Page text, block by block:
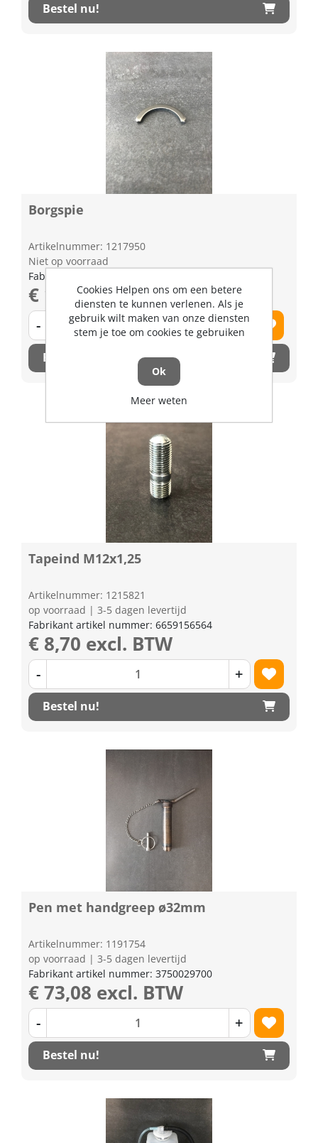
Bestel nu!
Borgspie
Artikelnummer: 1217950
Niet op voorraad
Fabrikant artikel nummer: 6715656820
€ 13,44 excl. BTW
- +
Bestel nu!
Tapeind M12x1,25
Artikelnummer: 1215821
op voorraad | 3-5 dagen levertijd
Fabrikant artikel nummer: 6659156564
€ 8,70 excl. BTW
- +
Bestel nu!
Pen met handgreep ø32mm
Artikelnummer: 1191754
op voorraad | 3-5 dagen levertijd
Fabrikant artikel nummer: 3750029700
€ 73,08 excl. BTW
- +
Bestel nu!
Cookies Helpen ons om een betere
diensten te kunnen verlenen. Als je
gebruik wilt maken van onze diensten
stem je toe om cookies te gebruiken
Ok
Meer weten